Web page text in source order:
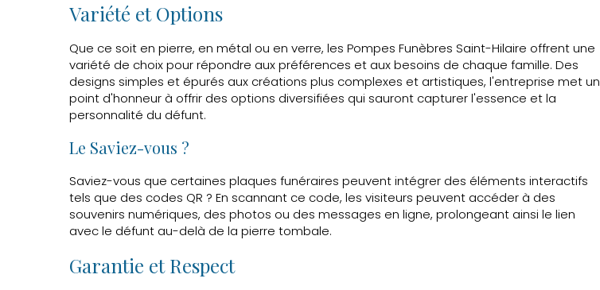
Variété et Options
Que ce soit en pierre, en métal ou en verre, les Pompes Funèbres Saint-Hilaire offrent une
variété de choix pour répondre aux préférences et aux besoins de chaque famille. Des
designs simples et épurés aux créations plus complexes et artistiques, l'entreprise met un
point d'honneur à offrir des options diversifiées qui sauront capturer l'essence et la
personnalité du défunt.
Le Saviez-vous ?
Saviez-vous que certaines plaques funéraires peuvent intégrer des éléments interactifs
tels que des codes QR ? En scannant ce code, les visiteurs peuvent accéder à des
souvenirs numériques, des photos ou des messages en ligne, prolongeant ainsi le lien
avec le défunt au-delà de la pierre tombale.
Garantie et Respect